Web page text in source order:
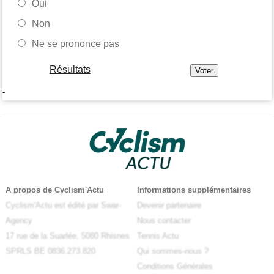
Oui
Non
Ne se prononce pas
Résultats
-
A propos de Cyclism'Actu
Cyclism'Actu est édité par Swar-
Agency
17 rue de la Suarlée, 5080 Rhisnes
SPRLS BE 0836.273.820
Informations supplémentaires
Devenir partenaire
Nous contacter
Tennis Actu
Qui sommes-nous ?
Conditions Générales